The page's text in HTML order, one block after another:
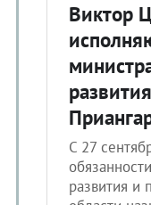
Виктор
С 27
развития и